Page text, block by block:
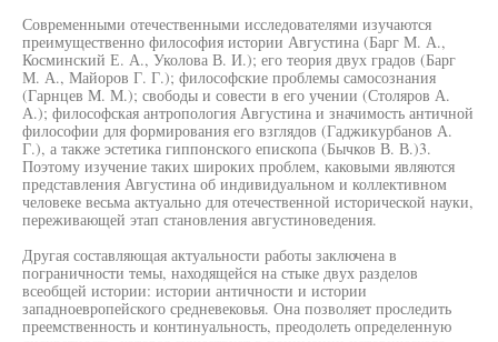
Современными отечественными исследователями изучаются
преимущественно философия истории Августина (Барг М. А.,
Косминский Е. А., Уколова В. И.); его теория двух градов (Барг
М. А., Майоров Г. Г.); философские проблемы самосознания
(Гарнцев М. М.); свободы и совести в его учении (Столяров А.
А.); философская антропология Августина и значимость античной
философии для формирования его взглядов (Гаджикурбанов А.
Г.), а также эстетика гиппонского епископа (Бычков В. В.)3.
Поэтому изучение таких широких проблем, каковыми являются
представления Августина об индивидуальном и коллективном
человеке весьма актуально для отечественной исторической науки,
переживающей этап становления августиноведения.
Другая составляющая актуальности работы заключена в
пограничности темы, находящейся на стыке двух разделов
всеобщей истории: истории античности и истории
западноевропейского средневековья. Она позволяет проследить
преемственность и континуальность, преодолеть определенную